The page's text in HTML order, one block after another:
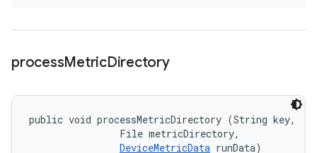
processMetricDirectory
public void processMetricDirectory (String key,
                File metricDirectory,
DeviceMetricData runData)